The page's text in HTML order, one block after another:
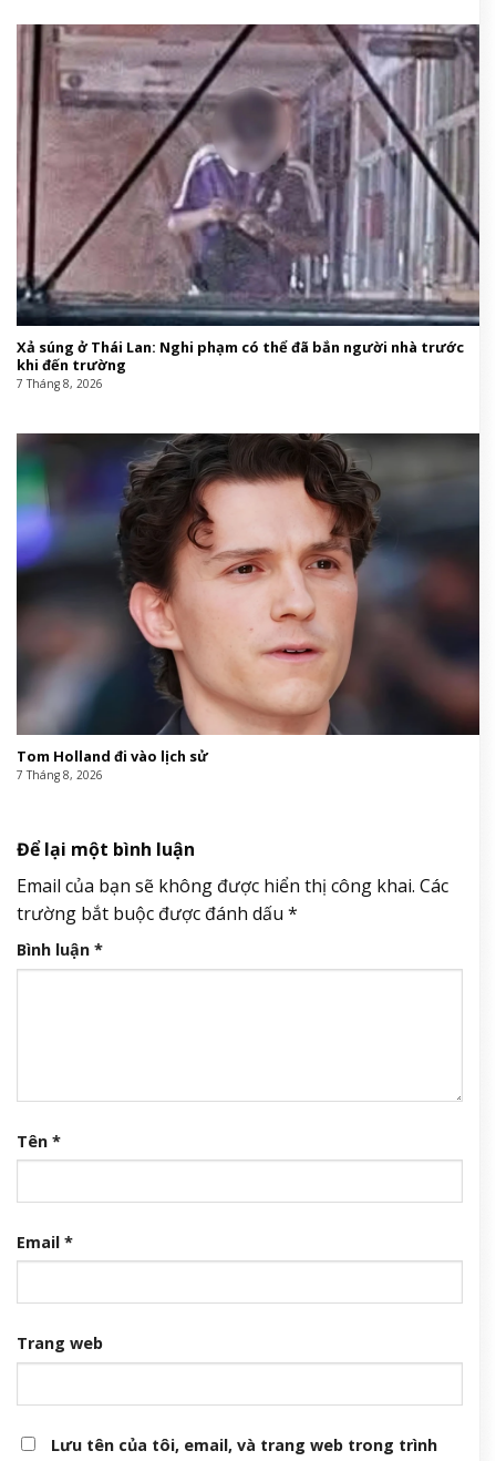
Xả súng ở Thái Lan: Nghi phạm có thể đã bắn người nhà trước
khi đến trường
7 Tháng 8, 2026
Tom Holland đi vào lịch sử
7 Tháng 8, 2026
Để lại một bình luận
Email của bạn sẽ không được hiển thị công khai. Các
trường bắt buộc được đánh dấu *
Bình luận *
Tên *
Email *
Trang web
Lưu tên của tôi, email, và trang web trong trình